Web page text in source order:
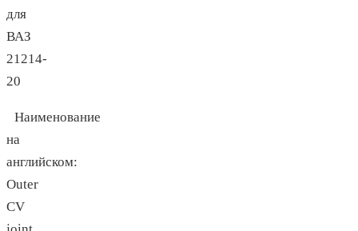
для
ВАЗ
21214-
20
Наименование
на
английском:
Outer
CV